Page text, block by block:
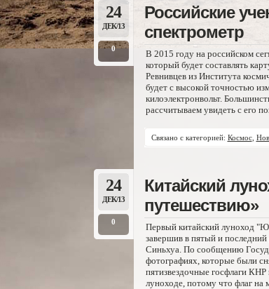
24
ДЕК/13
0
Российские
спектрометр
В 2015 году на российском
который будет составлять
Ревнивцев из Института
будет с высокой точностью
килоэлектронвольт.
рассчитываем увидеть с его
Связано с категорией: Космос,
24
ДЕК/13
0
Китайский
путешествию»
Первый китайский луноход
завершив в пятый и
Синьхуа. По сообщению
фотографиях, которые были
пятизвездочные госфлаги КНР
луноходе, потому что флаг на